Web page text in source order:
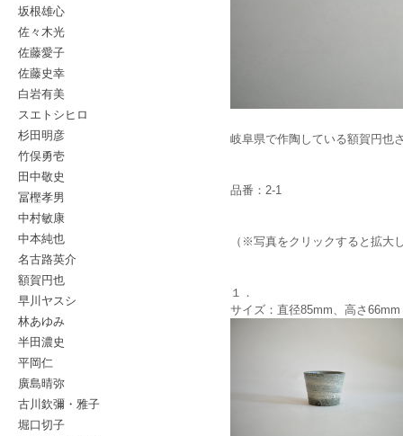
坂根雄心
佐々木光
佐藤愛子
佐藤史幸
白岩有美
スエトシヒロ
杉田明彦
竹俣勇壱
田中敬史
冨樫孝男
中村敏康
中本純也
名古路英介
額賀円也
早川ヤスシ
林あゆみ
半田濃史
平岡仁
廣島晴弥
古川欽彌・雅子
堀口切子
岐阜県で作陶している額賀円也
品番：2-1
（※写真をクリックすると拡大
１．
サイズ：直径85mm、高さ66mm